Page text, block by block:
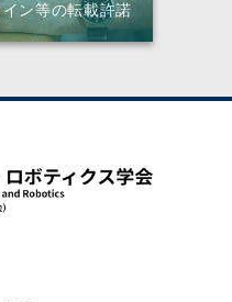
ン等の転載許諾